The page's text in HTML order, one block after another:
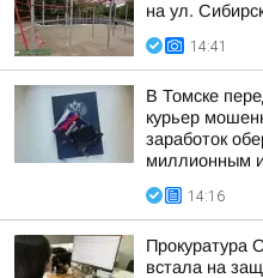
на ул.
14:41
В Томске
курьер
заработок
миллионным
14:16
Прокуратура
встала на